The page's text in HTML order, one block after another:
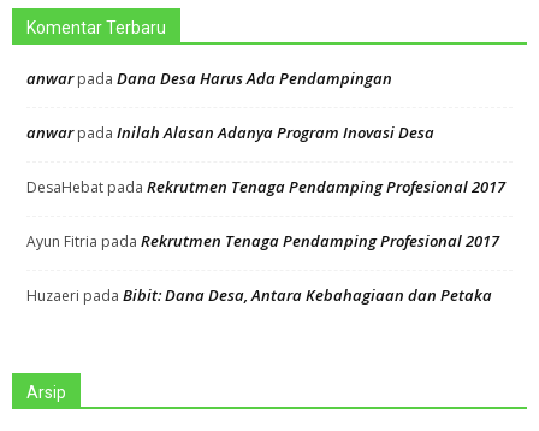
Komentar Terbaru
anwarpada Dana Desa Harus Ada Pendampingan
anwarpada Inilah Alasan Adanya Program Inovasi Desa
DesaHebat pada Rekrutmen Tenaga Pendamping Profesional 2017
Ayun Fitria pada Rekrutmen Tenaga Pendamping Profesional 2017
Huzaeri pada Bibit: Dana Desa, Antara Kebahagiaan dan Petaka
Arsip